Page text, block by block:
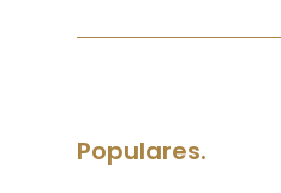
Populares.